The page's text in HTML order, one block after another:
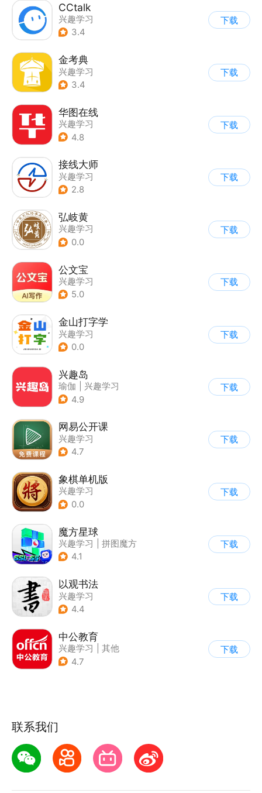
CCtalk
兴趣学习
3.4
下载
金考典
兴趣学习
3.4
下载
华图在线
兴趣学习
4.8
下载
接线大师
兴趣学习
2.8
下载
弘岐黄
兴趣学习
0.0
下载
公文宝
兴趣学习
5.0
下载
金山打字学
兴趣学习
0.0
下载
兴趣岛
瑜伽
兴趣学习
4.9
下载
网易公开课
兴趣学习
4.7
下载
象棋单机版
兴趣学习
0.0
下载
魔方星球
兴趣学习
拼图魔方
4.1
下载
以观书法
兴趣学习
4.4
下载
中公教育
兴趣学习
其他
4.7
下载
联系我们